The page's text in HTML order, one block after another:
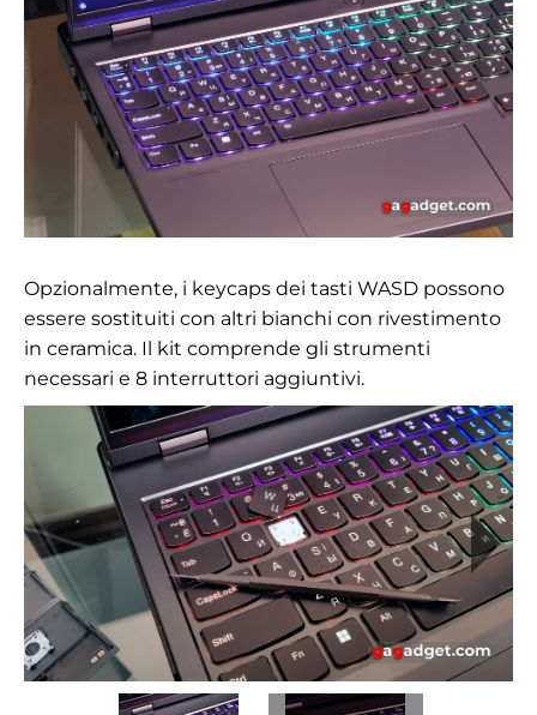
Opzionalmente, i keycaps dei tasti WASD possono
essere sostituiti con altri bianchi con rivestimento
in ceramica. Il kit comprende gli strumenti
necessari e 8 interruttori aggiuntivi.